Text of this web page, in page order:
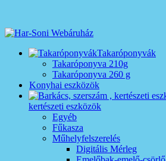
Takaróponyvák
Takaróponyva 210g
Takaróponyva 260 g
Konyhai eszközök
kertészeti eszközök
Egyéb
Fűkasza
Műhelyfelszerelés
Digitális Mérleg